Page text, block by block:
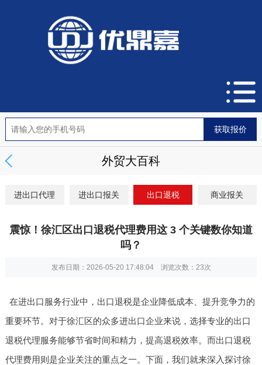
外贸大百科
进出口代理 进出口报关 出口退税 商业报关
震惊！徐汇区出口退税代理费用这 3 个关键数你知道
吗？
发布日期：2026-05-20 17:48:04 浏览次数： 23次
在进出口服务行业中，出口退税是企业降低成本、提升竞争力的
重要环节。对于徐汇区的众多进出口企业来说，选择专业的出口
退税代理服务能够节省时间和精力，提高退税效率。而出口退税
代理费用则是企业关注的重点之一。下面，我们就来深入探讨徐